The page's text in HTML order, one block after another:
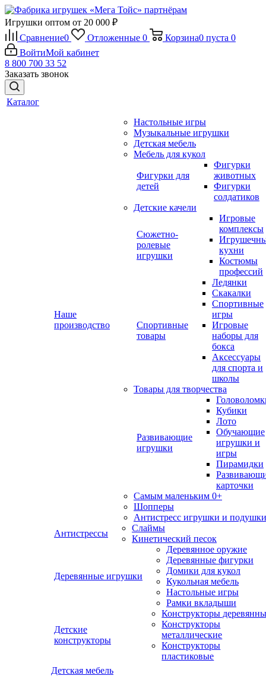
Игрушки оптом от 20 000 ₽
Сравнение0 Отложенные 0 Корзина0 пуста 0
ВойтиМой кабинет
8 800 700 33 52
Заказать звонок
Каталог
Наше
производство
Настольные игры
Музыкальные игрушки
Детская мебель
Мебель для кукол
Фигурки для
детей
Фигурки
животных
Фигурки
солдатиков
Детские качели
Сюжетно-
ролевые
игрушки
Игровые
комплексы
кухни
Костюмы
профессий
Спортивные
товары
Ледянки
Скакалки
Спортивные
игры
Игровые
наборы для
бокса
Аксессуары
для спорта и
школы
Товары для творчества
Развивающие
игрушки
Кубики
Лото
Обучающие
игрушки и
игры
Пирамидки
карточки
Самым маленьким 0+
Шопперы
Антистресс игрушки и подушки
Антистрессы
Слаймы
Кинетический песок
Деревянные игрушки
Деревянное оружие
Деревянные фигурки
Домики для кукол
Кукольная мебель
Настольные игры
Рамки вкладыши
Детские
конструкторы
Конструкторы
Конструкторы
металлические
Конструкторы
пластиковые
Детская мебель